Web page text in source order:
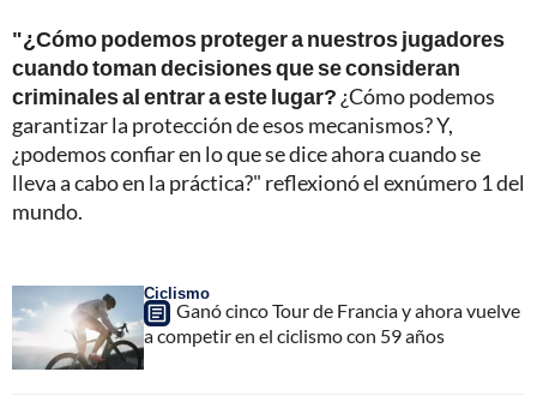
"¿Cómo podemos proteger a nuestros jugadores
cuando toman decisiones que se consideran
criminales al entrar a este lugar? ¿Cómo podemos
garantizar la protección de esos mecanismos? Y,
¿podemos confiar en lo que se dice ahora cuando se
lleva a cabo en la práctica?" reflexionó el exnúmero 1 del
mundo.
Ciclismo
Ganó cinco Tour de Francia y ahora vuelve
a competir en el ciclismo con 59 años